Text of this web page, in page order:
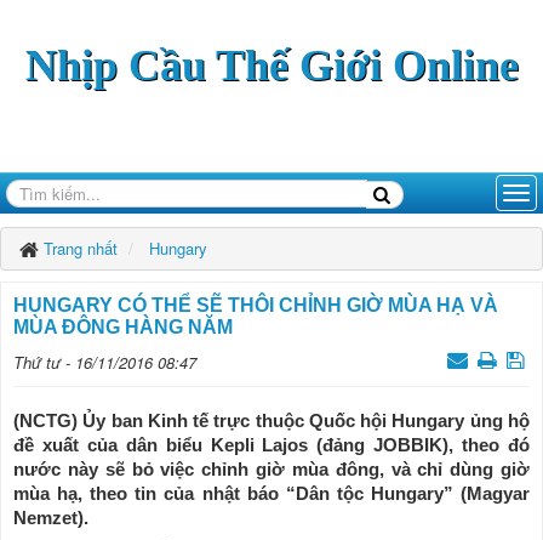
Nhịp Cầu Thế Giới Online
Trang nhất Hungary
HUNGARY CÓ THỂ SẼ THÔI CHỈNH GIỜ MÙA HẠ VÀ
MÙA ĐÔNG HÀNG NĂM
Thứ tư - 16/11/2016 08:47
(NCTG) Ủy ban Kinh tế trực thuộc Quốc hội Hungary ủng hộ
đề xuất của dân biểu Kepli Lajos (đảng JOBBIK), theo đó
nước này sẽ bỏ việc chỉnh giờ mùa đông, và chỉ dùng giờ
mùa hạ, theo tin của nhật báo “Dân tộc Hungary” (Magyar
Nemzet).